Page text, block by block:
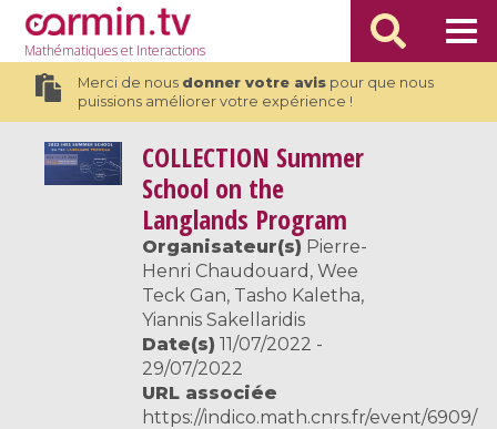
Mathématiqueset Interactions
Merci de nous donner votre avispour que nous
puissions améliorer votre expérience !
COLLECTION Summer
School on the
Langlands Program
Organisateur(s) Pierre-
Henri Chaudouard, Wee
Teck Gan, Tasho Kaletha,
Yiannis Sakellaridis
Date(s) 11/07/2022 -
29/07/2022
URL associée
https://indico.math.cnrs.fr/event/6909/